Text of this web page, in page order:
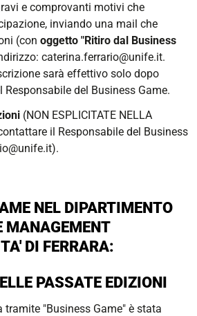
e comprovanti motivi che
inviando una mail che
(con oggetto "Ritiro dal Business
caterina.ferrario@unife.it.
sarà effettivo solo dopo
del Business Game.
(NON ESPLICITATE NELLA
il Responsabile del Business
NEL DIPARTIMENTO
MANAGEMENT
DI FERRARA:
PASSATE EDIZIONI
"Business Game" è stata